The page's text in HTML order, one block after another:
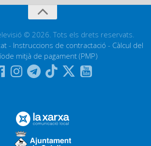
© 2026. Tots els drets reservats.
- Instruccions de contractació - Càlcul del
mitjà de pagament (PMP)